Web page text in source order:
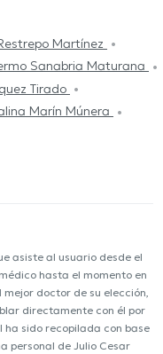
Martínez
Sanabria Maturana
Tirado
Marín Múnera
asiste al usuario desde el
hasta el momento en
doctor de su elección,
directamente con él por
sido recopilada con base
personal de Julio Cesar